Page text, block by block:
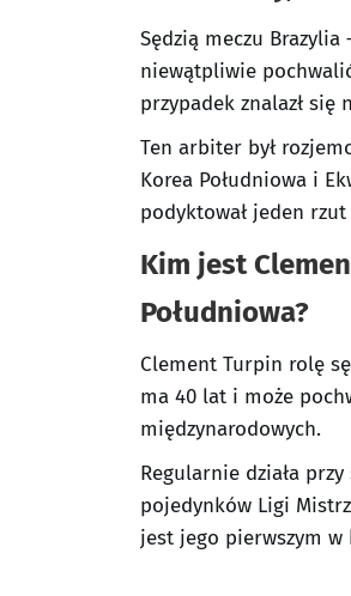
Sędzią meczu
niewątpliwie
przypadek znalazł się
Ten arbiter był
Korea Południowa i
podyktował jeden rzut
Kim jest
Południowa?
Clement Turpin rolę
ma 40 lat i może
międzynarodowych.
Regularnie działa
pojedynków Ligi
jest jego pierwszym w